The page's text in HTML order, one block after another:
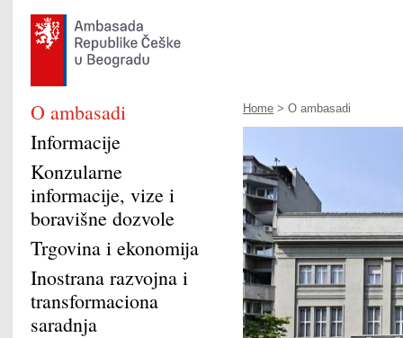
Home > O ambasadi
O ambasadi
Informacije
Konzularne
informacije, vize i
boravišne dozvole
Trgovina i ekonomija
Inostrana razvojna i
transformaciona
saradnja